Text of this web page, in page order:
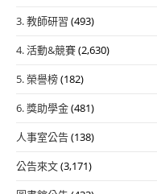
3. 教師研習 (493)
4. 活動&競賽(2,630)
5. 榮譽榜(182)
6. 獎助學金(481)
人事室公告(138)
公告來文(3,171)